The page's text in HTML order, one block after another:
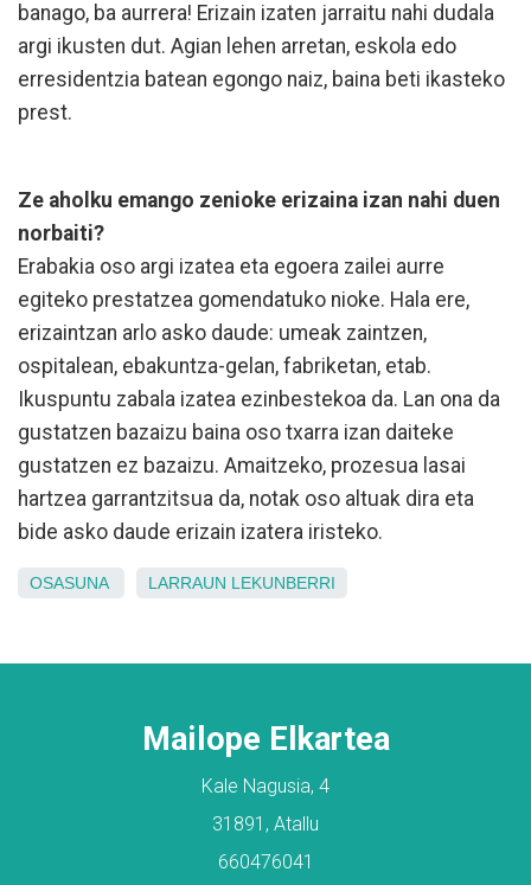
banago, ba aurrera! Erizain izaten jarraitu nahi dudala
argi ikusten dut. Agian lehen arretan, eskola edo
erresidentzia batean egongo naiz, baina beti ikasteko
prest.
Ze aholku emango zenioke erizaina izan nahi duen
norbaiti?
Erabakia oso argi izatea eta egoera zailei aurre
egiteko prestatzea gomendatuko nioke. Hala ere,
erizaintzan arlo asko daude: umeak zaintzen,
ospitalean, ebakuntza-gelan, fabriketan, etab.
Ikuspuntu zabala izatea ezinbestekoa da. Lan ona da
gustatzen bazaizu baina oso txarra izan daiteke
gustatzen ez bazaizu. Amaitzeko, prozesua lasai
hartzea garrantzitsua da, notak oso altuak dira eta
bide asko daude erizain izatera iristeko.
OSASUNA LARRAUN LEKUNBERRI
Mailope Elkartea
Kale Nagusia, 4
31891, Atallu
660476041